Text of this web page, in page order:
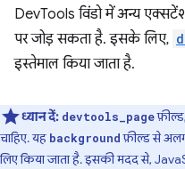
DevTools विंडो में अन्य
पर जोड़ सकता है. इसके लिए,
इस्तेमाल किया जाता है.
ध्यान दें: devtools_page
चाहिए. यह backgroundफ़ील्ड से
लिए किया जाता है. इसकी मदद से,